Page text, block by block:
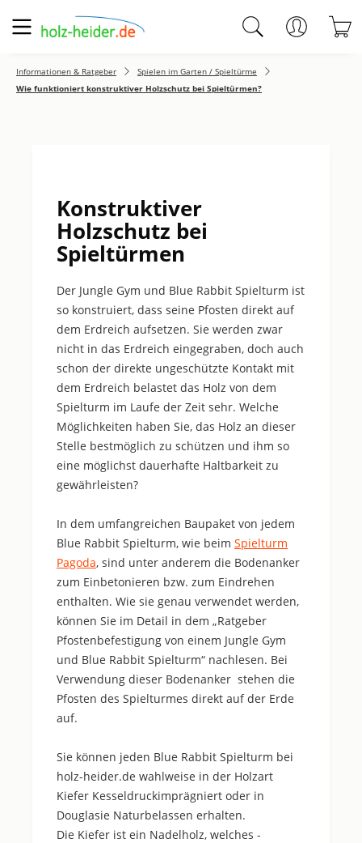
Zum Hauptinhalt springen
Informationen & Ratgeber
Spielen im Garten / Spieltürme
Wie funktioniert konstruktiver Holzschutz bei Spieltürmen?
Konstruktiver
Holzschutz bei
Spieltürmen
Der Jungle Gym und Blue Rabbit Spielturm ist
so konstruiert, dass seine Pfosten direkt auf
dem Erdreich aufsetzen. Sie werden zwar
nicht in das Erdreich eingegraben, doch auch
schon der direkte ungeschützte Kontakt mit
dem Erdreich belastet das Holz von dem
Spielturm im Laufe der Zeit sehr. Welche
Möglichkeiten haben Sie, das Holz an dieser
Stelle bestmöglich zu schützen und ihm so
eine möglichst dauerhafte Haltbarkeit zu
gewährleisten?
In dem umfangreichen Baupaket von jedem
Blue Rabbit Spielturm, wie beim Spielturm
Pagoda, sind unter anderem die Bodenanker
zum Einbetonieren bzw. zum Eindrehen
enthalten. Wie sie genau verwendet werden,
können Sie im Detail in dem „Ratgeber
Pfostenbefestigung von einem Jungle Gym
und Blue Rabbit Spielturm“ nachlesen. Bei
Verwendung dieser Bodenanker stehen die
Pfosten des Spielturmes direkt auf der Erde
auf.
Sie können jeden Blue Rabbit Spielturm bei
holz-heider.de wahlweise in der Holzart
Kiefer Kesseldruckimprägniert oder in
Douglasie Naturbelassen erhalten.
Die Kiefer ist ein Nadelholz, welches -